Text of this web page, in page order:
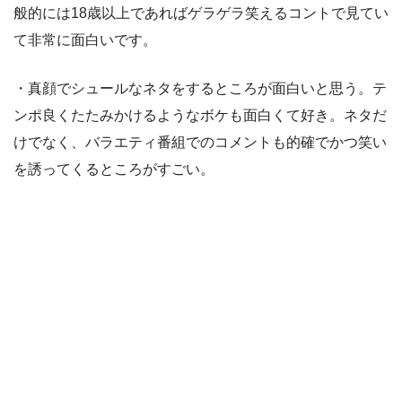
般的には18歳以上であればゲラゲラ笑えるコントで見てい
て非常に面白いです。
・真顔でシュールなネタをするところが面白いと思う。テ
ンポ良くたたみかけるようなボケも面白くて好き。ネタだ
けでなく、バラエティ番組でのコメントも的確でかつ笑い
を誘ってくるところがすごい。